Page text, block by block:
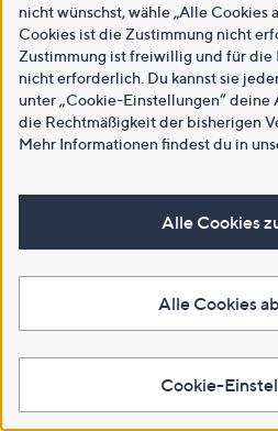
nicht wünschst, wähle „Alle Cookies
Cookies ist die Zustimmung nicht
Zustimmung ist freiwillig und für
nicht erforderlich. Du kannst sie
unter „Cookie-Einstellungen“ deine
die Rechtmäßigkeit der bisherigen
Mehr Informationen findest du in
Alle Cookies
Alle Cookies
Cookie-